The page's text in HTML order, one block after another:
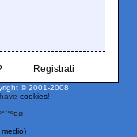
Registrati
© 2001-2008
cookies!